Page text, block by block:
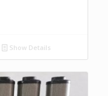
Show Details